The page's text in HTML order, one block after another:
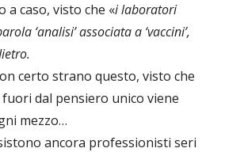
a caso, visto che «i laboratori
‘analisi’ associata a ‘vaccini’,
certo strano questo, visto che
dal pensiero unico viene
mezzo…
ancora professionisti seri